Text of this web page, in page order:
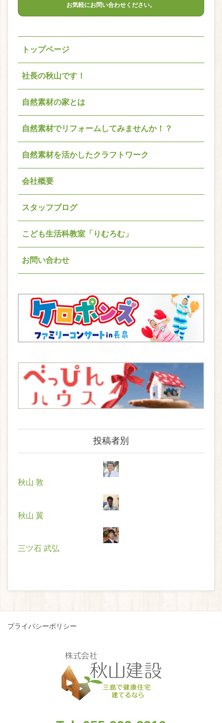
お気軽にお問い合わせください。
トップページ
社長の秋山です！
自然素材の家とは
自然素材でリフォームしてみませんか！？
自然素材を活かしたクラフトワーク
会社概要
スタッフブログ
こども生活科教室「りむろむ」
お問い合わせ
投稿者別
秋山 敦
秋山 翼
三ツ石 武弘
プライバシーポリシー